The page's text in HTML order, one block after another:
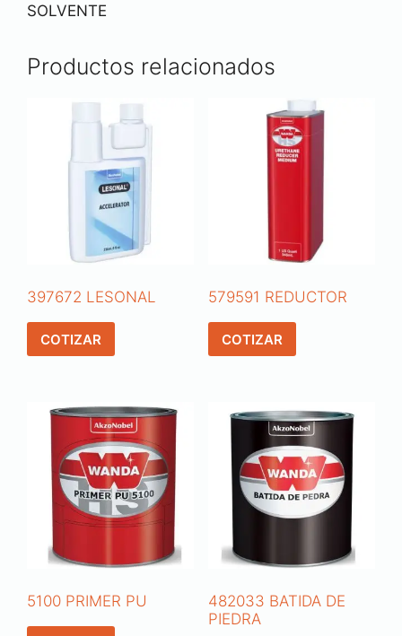
SOLVENTE
Productos relacionados
397672 LESONAL
COTIZAR
579591 REDUCTOR
COTIZAR
5100 PRIMER PU
482033 BATIDA DE
PIEDRA